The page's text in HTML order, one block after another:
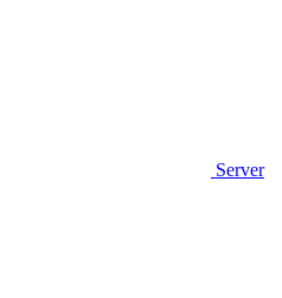
Server